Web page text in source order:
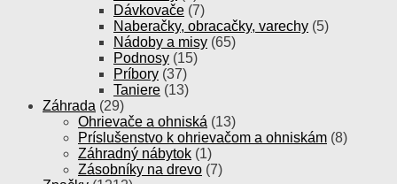
Dávkovače (7)
Naberačky, obracačky, varechy (5)
Nádoby a misy (65)
Podnosy (15)
Príbory (37)
Taniere (13)
Záhrada (29)
Ohrievače a ohniská (13)
Príslušenstvo k ohrievačom a ohniskám (8)
Záhradný nábytok (1)
Zásobníky na drevo (7)